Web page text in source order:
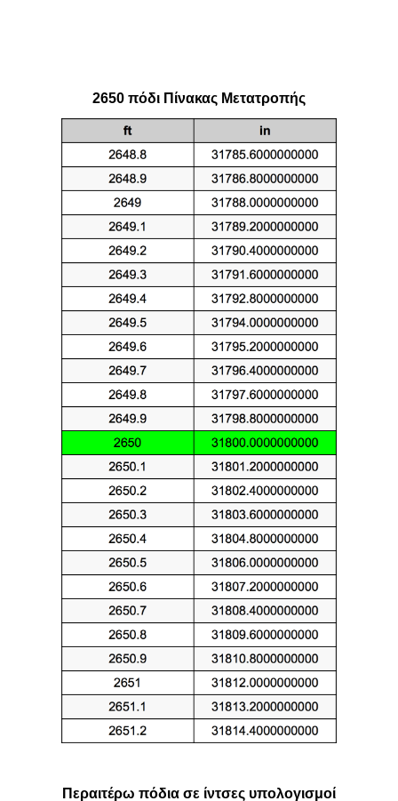
2650 πόδι Πίνακας Μετατροπής
Περαιτέρω πόδια σε ίντσες υπολογισμοί